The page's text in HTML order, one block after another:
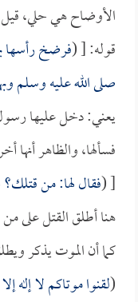
الأوضاح هي حلي،
قوله: [ (فرضخ رأسها
صلى الله عليه وسلم
يعني: دخل عليها
فسألها، والظاهر
[ (فقال لها: من
هنا أطلق القتل على
كما أن الموت يذكر
(لقنوا موتاكم لا إله